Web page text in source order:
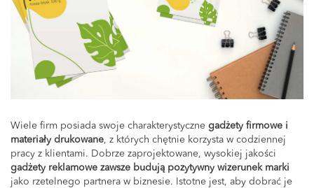
Wiele firm posiada swoje charakterystyczne gadżety firmowe i
materiały drukowane, z których chętnie korzysta w codziennej
pracy z klientami. Dobrze zaprojektowane, wysokiej jakości
gadżety reklamowe zawsze budują pozytywny wizerunek marki
jako rzetelnego partnera w biznesie. Istotne jest, aby dobrać je